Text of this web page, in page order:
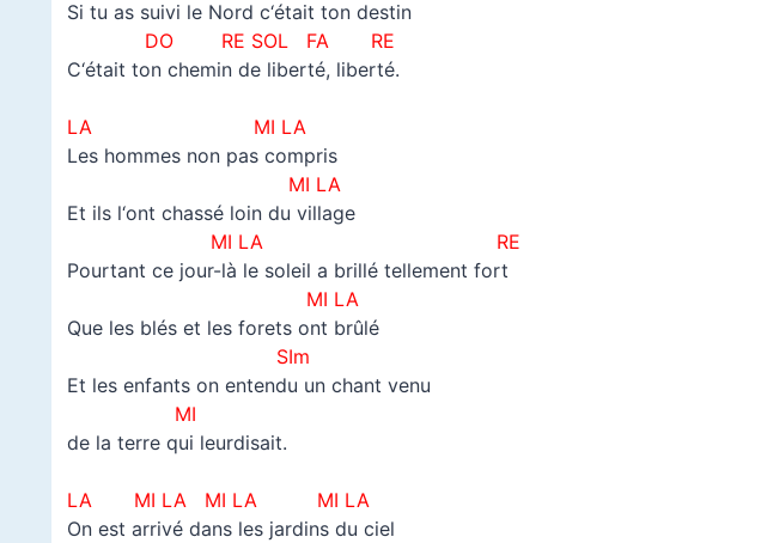
Si tu as suivi le Nord c‘était ton destin
DO RE SOL FA RE
C‘était ton chemin de liberté, liberté.
LA MI LA
Les hommes non pas compris
MI LA
Et ils l‘ont chassé loin du village
MI LA
RE
Pourtant ce jour-là le soleil a brillé tellement fort
MI LA
Que les blés et les forets ont brûlé
SIm
Et les enfants on entendu un chant venu
MI
de la terre qui leurdisait.
LA
MI LA MI LA
MI LA
On est arrivé dans les jardins du ciel